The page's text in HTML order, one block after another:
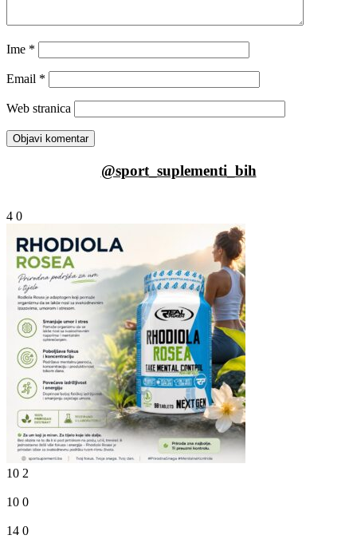
Ime *
Email *
Web stranica
@sport_suplementi_bih
4 0
10 2
10 0
14 0